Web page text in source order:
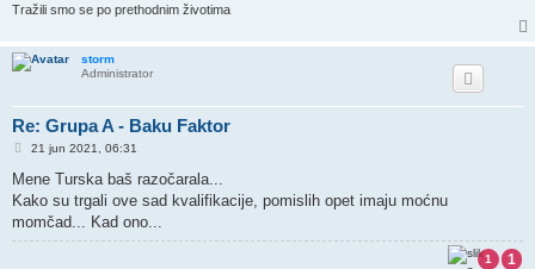
Tražili smo se po prethodnim životima
storm
Administrator
Re: Grupa A - Baku Faktor
P
s
21 jun 2021, 06:31
Mene Turska baš razočarala...
Kako su trgali ove sad kvalifikacije, pomislih opet imaju moćnu
momčad... Kad ono...
1
1